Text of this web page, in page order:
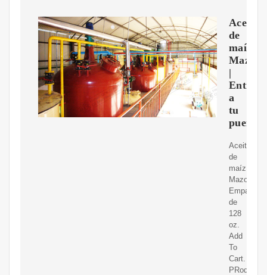
Aceite
de
maíz,
Mazola
|
a
tu
puerta
Aceite
de
maíz,
Mazola.
Empaque
de
128
oz.
Add
To
Cart.